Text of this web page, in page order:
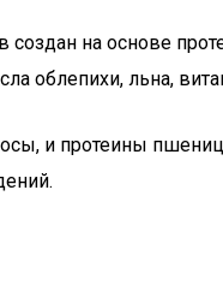
на основе
облепихи, льна,
и протеины